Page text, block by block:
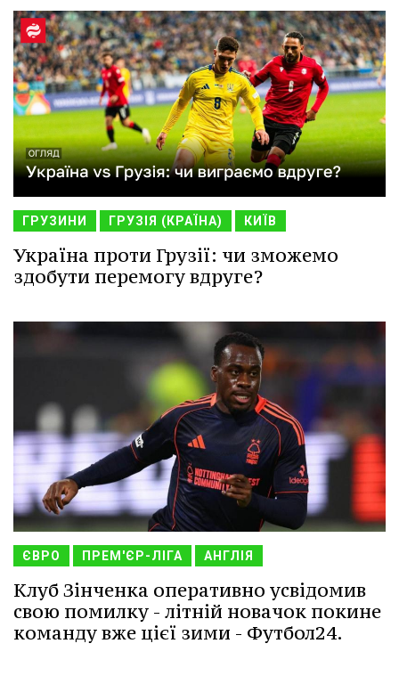
ГРУЗИНИ ГРУЗІЯ (КРАЇНА) КИЇВ
Україна проти Грузії: чи зможемо
здобути перемогу вдруге?
ЄВРО ПРЕМ'ЄР-ЛІГА АНГЛІЯ
Клуб Зінченка оперативно усвідомив
свою помилку - літній новачок покине
команду вже цієї зими - Футбол24.